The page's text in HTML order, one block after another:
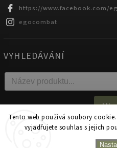
Tento web používá soubory
vyjadřujete souhlas s jejich
https://www.facebook.com/
egocombat
VYHLEDÁVÁNÍ